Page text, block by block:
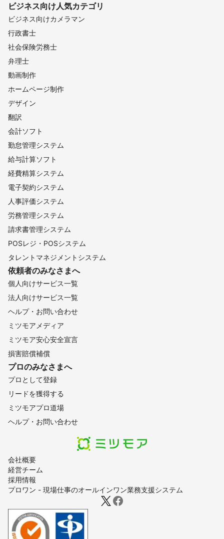
会社概要
経営チーム
採用情報
プロワン - 現場仕事のオールインワン業務支援システム
ビジネス向け人気カテゴリ
ビジネス向けカメラマン
行政書士
社会保険労務士
弁理士
動画制作
ホームページ制作
デザイン
翻訳
会計ソフト
勤怠管理システム
給与計算ソフト
経費精算システム
電子契約システム
人事評価システム
労務管理システム
請求書管理システム
POSレジ・POSシステム
タレントマネジメントシステム
依頼者のみなさまへ
個人向けサービス一覧
法人向けサービス一覧
ヘルプ・お問い合わせ
ミツモアメディア
ミツモア安心安全宣言
損害賠償補償
プロのみなさまへ
プロとして登録
リードを獲得する
ミツモアプロ道場
ヘルプ・お問い合わせ